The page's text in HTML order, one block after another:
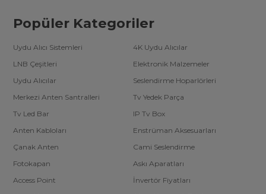
Popüler Kategoriler
Uydu Alıcı Sistemleri
4K Uydu Alıcılar
LNB Çeşitleri
Elektronik Malzemeler
Uydu Alıcılar
Seslendirme Hoparlörleri
Merkezi Anten Santralleri
Tv Yedek Parça
Tv Led Bar
IP Tv Box
Anten Kabloları
Enstrüman Aksesuarları
Çanak Anten
Cami Seslendirme
Fotokapan
Askı Aparatları
Access Point
İnvertör Fiyatları